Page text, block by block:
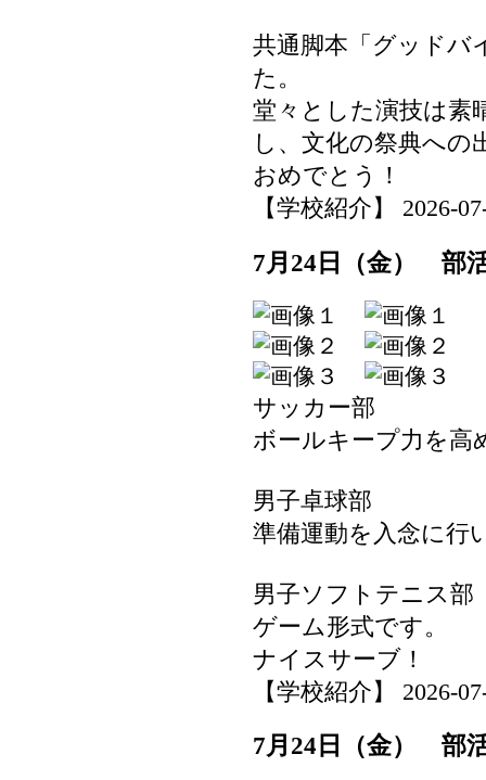
共通脚本「グッドバ
た。
堂々とした演技は素
し、文化の祭典への
おめでとう！
【学校紹介】 2026-
7月24日（金） 部
サッカー部
ボールキープ力を高
男子卓球部
準備運動を入念に行
男子ソフトテニス部
ゲーム形式です。
ナイスサーブ！
【学校紹介】 2026-
7月24日（金） 部